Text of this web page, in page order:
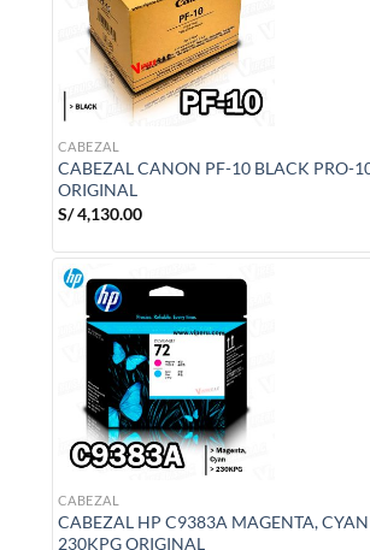
CABEZAL
CABEZAL CANON PF-10 BLACK PRO-
ORIGINAL
S/4,130.00
CABEZAL
CABEZAL HP C9383A MAGENTA,
230KPG ORIGINAL